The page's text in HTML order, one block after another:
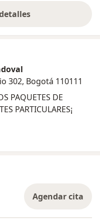
la experiencia
302, Bogotá 110111
PAQUETES DE
PARTICULARES¡
Agendar cita